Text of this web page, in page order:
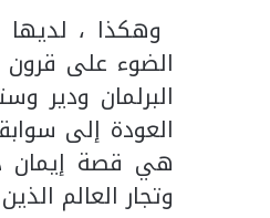
الضوء على قرون
البرلمان ودير
العودة إلى
هي قصة إيمان
وتجار العالم